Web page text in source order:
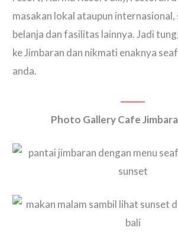
masakan lokal ataupun internasional,
belanja dan fasilitas lainnya. Jadi
ke Jimbaran dan nikmati enaknya
anda.
Photo Gallery Cafe